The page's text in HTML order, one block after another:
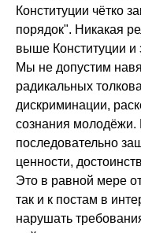
Конституции чётко
порядок". Никакая
выше Конституции и
Мы не допустим
радикальных
дискриминации,
сознания молодёжи.
последовательно
ценности,
Это в равной мере
так и к постам в
нарушать